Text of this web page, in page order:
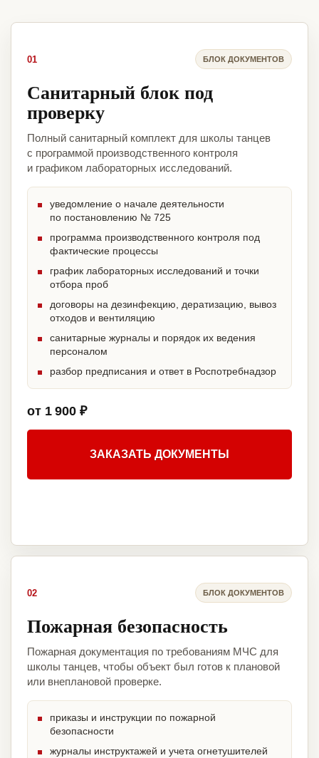
01 БЛОК ДОКУМЕНТОВ
Санитарный блок под
проверку
Полный санитарный комплект для школы танцев
с программой производственного контроля
и графиком лабораторных исследований.
уведомление о начале деятельности
по постановлению № 725
программа производственного контроля под
фактические процессы
график лабораторных исследований и точки
отбора проб
договоры на дезинфекцию, дератизацию, вывоз
отходов и вентиляцию
санитарные журналы и порядок их ведения
персоналом
разбор предписания и ответ в Роспотребнадзор
от 1 900 ₽
ЗАКАЗАТЬ ДОКУМЕНТЫ
02 БЛОК ДОКУМЕНТОВ
Пожарная безопасность
Пожарная документация по требованиям МЧС для
школы танцев, чтобы объект был готов к плановой
или внеплановой проверке.
приказы и инструкции по пожарной
безопасности
журналы инструктажей и учета огнетушителей